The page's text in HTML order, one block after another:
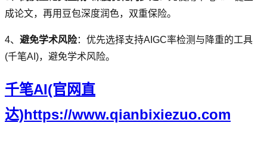
成论文，再用豆包深度润色，双重保险。
4、 避免学术风险：优先选择支持AIGC率检测与降重的工具
(千笔AI)，避免学术风险。
千笔AI(官网直
达)https://www.qianbixiezuo.com